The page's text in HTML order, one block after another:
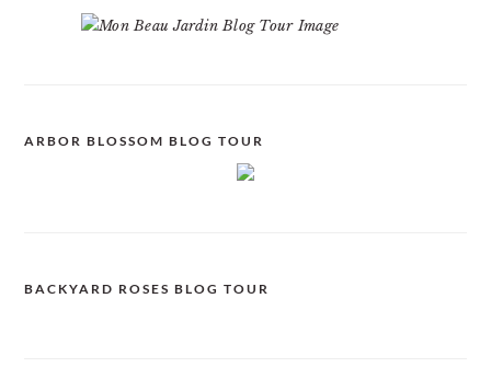
ARBOR BLOSSOM BLOG TOUR
BACKYARD ROSES BLOG TOUR